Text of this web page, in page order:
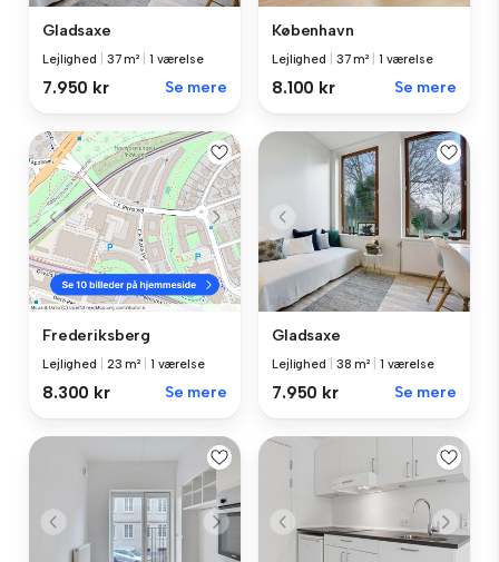
Gladsaxe
Lejlighed 37 m² 1 værelse
7.950 kr Se mere
København
Lejlighed 37 m² 1 værelse
8.100 kr Se mere
Frederiksberg
Lejlighed 23 m² 1 værelse
8.300 kr Se mere
Gladsaxe
Lejlighed 38 m² 1 værelse
7.950 kr Se mere